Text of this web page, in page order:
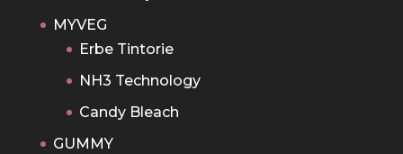
MYVEG
Erbe Tintorie
NH3 Technology
Candy Bleach
GUMMY